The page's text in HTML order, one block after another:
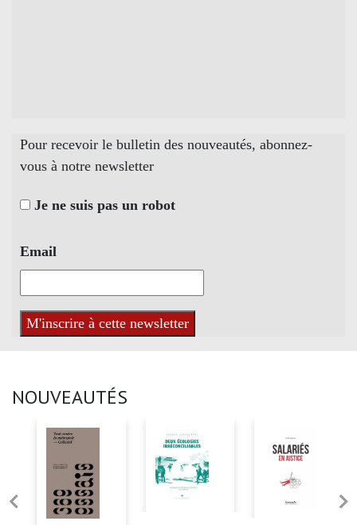
Pour recevoir le bulletin des nouveautés, abonnez-
vous à notre newsletter
Je ne suis pas un robot
Email
NOUVEAUTÉS